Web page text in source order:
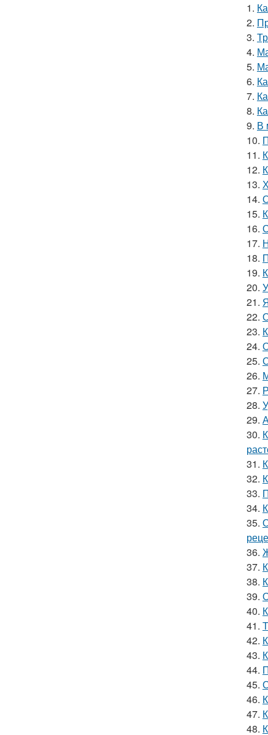
1.
2.
3.
4.
5.
6.
7.
8.
9. В
10.
11.
12.
13.
14.
15.
16.
17.
18.
19.
20.
21.
22.
23.
24.
25.
26.
27.
28.
29.
30.
31.
32.
33.
34.
35.
36.
37.
38.
39.
40.
41.
42.
43.
44.
45.
46.
47.
48.